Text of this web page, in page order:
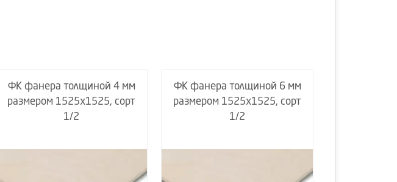
ФК фанера толщиной 4 мм
размером 1525х1525, сорт
1/2
ФК фанера толщиной 6 мм
размером 1525х1525, сорт
1/2